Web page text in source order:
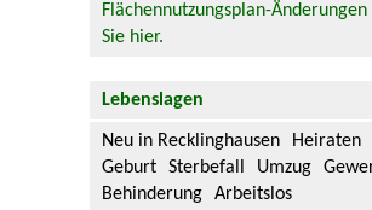
Flächennutzungsplan-
Sie hier.
Lebenslagen
Neu in Recklinghausen
Heiraten
Geburt
Sterbefall Umzug
Behinderung
Arbeitslos